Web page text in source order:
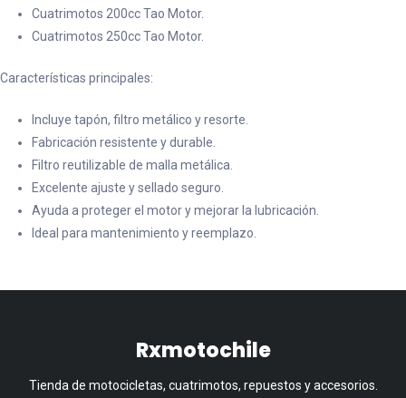
Cuatrimotos 200cc Tao Motor.
Cuatrimotos 250cc Tao Motor.
Características principales:
Incluye tapón, filtro metálico y resorte.
Fabricación resistente y durable.
Filtro reutilizable de malla metálica.
Excelente ajuste y sellado seguro.
Ayuda a proteger el motor y mejorar la lubricación.
Ideal para mantenimiento y reemplazo.
Rxmotochile
Tienda de motocicletas, cuatrimotos, repuestos y accesorios.